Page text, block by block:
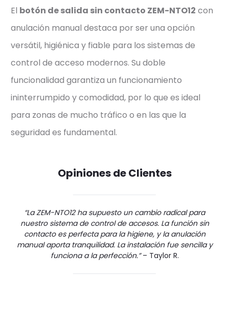
El botón de salida sin contacto ZEM-NTO12 con
anulación manual destaca por ser una opción
versátil, higiénica y fiable para los sistemas de
control de acceso modernos. Su doble
funcionalidad garantiza un funcionamiento
ininterrumpido y comodidad, por lo que es ideal
para zonas de mucho tráfico o en las que la
seguridad es fundamental.
Opiniones de Clientes
“La ZEM-NTO12 ha supuesto un cambio radical para
nuestro sistema de control de accesos. La función sin
contacto es perfecta para la higiene, y la anulación
manual aporta tranquilidad. La instalación fue sencilla y
funciona a la perfección.”– Taylor R.